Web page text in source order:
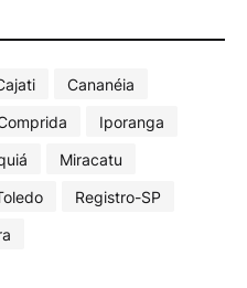
Cananéia
Iporanga
Miracatu
Registro-SP